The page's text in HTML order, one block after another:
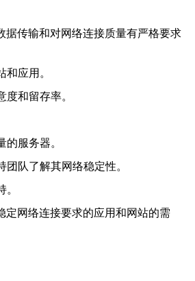
据传输和对网络连接质量有严格要求
应用。
和留存率。
服务器。
队了解其网络稳定性。
定网络连接要求的应用和网站的需